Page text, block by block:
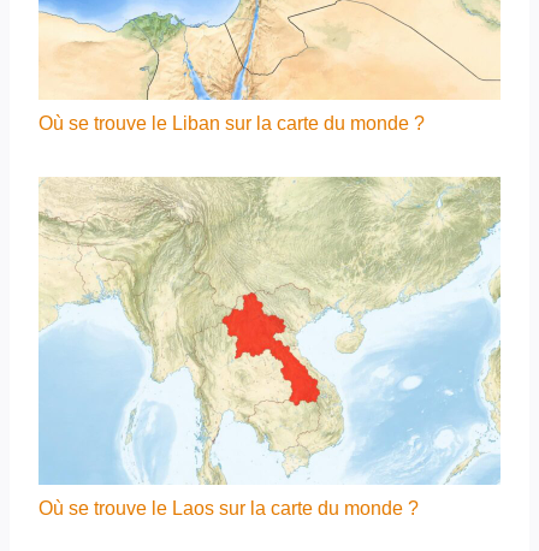
Où se trouve le Liban sur la carte du monde ?
Où se trouve le Laos sur la carte du monde ?